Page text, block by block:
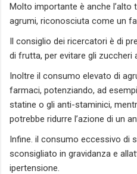
Molto importante è anche l’alto
agrumi, riconosciuta come un
Il consiglio dei ricercatori è di
di frutta, per evitare gli zuccheri
Inoltre il consumo elevato di
farmaci, potenziando, ad
statine o gli anti-staminici,
potrebbe ridurre l’azione di un
Infine. il consumo eccessivo di
sconsigliato in gravidanza e
ipertensione.